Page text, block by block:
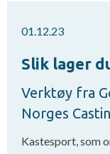
01.12.23
Slik lager
Verktøy fra
Norges
Kastesport, som